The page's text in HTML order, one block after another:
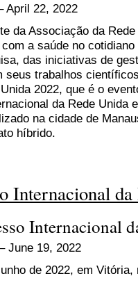
April 22, 2022
da Associação da
a saúde no
das iniciativas de
seus trabalhos
2022, que é o
da Rede Unida
na cidade de
híbrido.
Internacional
Internacional
June 19, 2022
de 2022, em